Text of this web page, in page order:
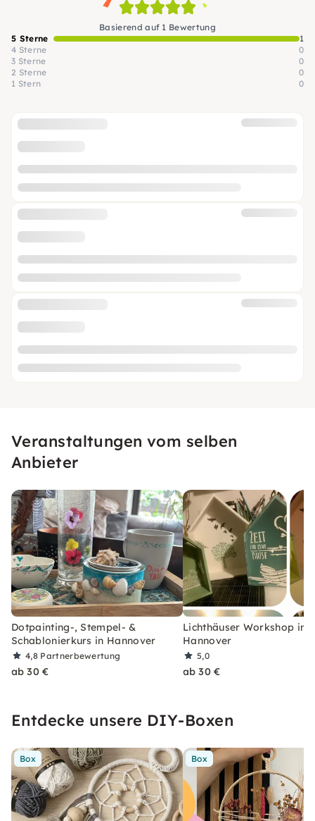
Basierend auf 1 Bewertung
5 Sterne
1
4 Sterne
0
3 Sterne
0
2 Sterne
0
1 Stern
0
Veranstaltungen vom selben
Anbieter
Dotpainting-, Stempel- &
Schablonierkurs in Hannover
4,8 Partnerbewertung
ab 30 €
Lichthäuser Workshop in
Hannover
5,0
ab 30 €
Entdecke unsere DIY-Boxen
Box Box